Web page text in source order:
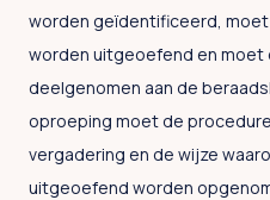
worden geïdentificeerd,
worden uitgeoefend en moet
deelgenomen aan de
oproeping moet de
vergadering en de wijze
uitgeoefend worden